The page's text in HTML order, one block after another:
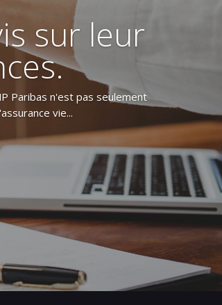
sur leur
Paribas n'est pas seulement
vie...